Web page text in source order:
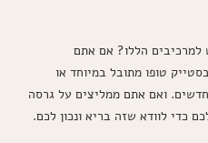
למרכיבים הללו? אם אתם
טופו מתובל במיוחד או
ואם אתם ממליצים על גרסה
כדי לוודא שזה בריא ונכון לכם.